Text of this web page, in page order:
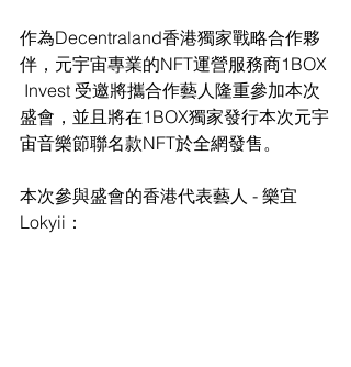
作為Decentraland香港獨家戰略合作夥
伴，元宇宙專業的NFT運營服務商1BOX
Invest 受邀將攜合作藝人隆重參加本次
盛會，並且將在1BOX獨家發行本次元宇
宙音樂節聯名款NFT於全網發售。
本次參與盛會的香港代表藝人 - 樂宜
Lokyii：